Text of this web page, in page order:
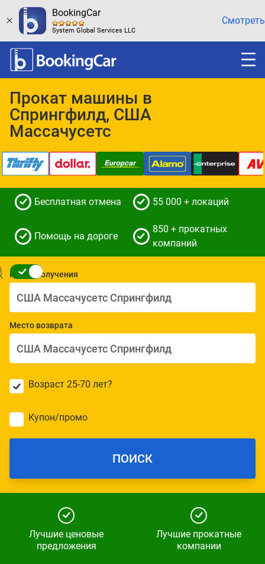
BookingCar
System Global Services LLC
Смотреть
Прокат машины в
Спрингфилд, США
Массачусетс
Бесплатная отмена 55 000 + локаций
Помощь на дороге
850 + прокатных
компаний
Место получения
Место возврата
Возраст 25-70 лет?
Купон/промо
ПОИСК
Лучшие ценовые
предложения
Лучшие прокатные
компании